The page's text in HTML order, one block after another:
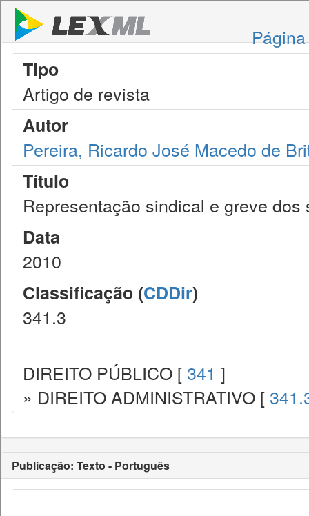
Tipo
Artigo de revista
Autor
Pereira, Ricardo José Macedo de
Título
Representação sindical e greve
Data
2010
Classificação (CDDir)
341.3
DIREITO PÚBLICO [ 341 ]
» DIREITO ADMINISTRATIVO [
Publicação: Texto - Português